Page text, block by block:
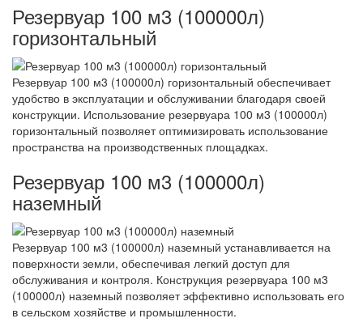
Резервуар 100 м3 (100000л)
горизонтальный
Резервуар 100 м3 (100000л) горизонтальный обеспечивает
удобство в эксплуатации и обслуживании благодаря своей
конструкции. Использование резервуара 100 м3 (100000л)
горизонтальный позволяет оптимизировать использование
пространства на производственных площадках.
Резервуар 100 м3 (100000л)
наземный
Резервуар 100 м3 (100000л) наземный устанавливается на
поверхности земли, обеспечивая легкий доступ для
обслуживания и контроля. Конструкция резервуара 100 м3
(100000л) наземный позволяет эффективно использовать его
в сельском хозяйстве и промышленности.